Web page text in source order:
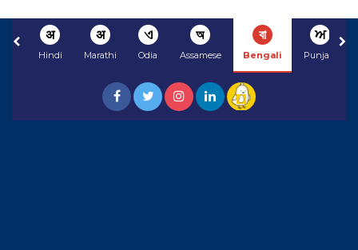
अ
Hindi
अ
Marathi
ଏ
Odia
অ
Assamese
বা
Bengali
ਅ
Punjabi